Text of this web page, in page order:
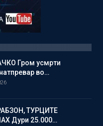
Гром усмрти
во…
ТУРЦИТЕ
Дури 25.000…